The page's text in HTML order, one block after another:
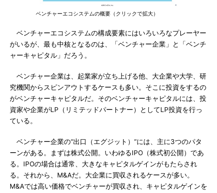
ベンチャーエコシステムの概要（クリックで拡大）
ベンチャーエコシステムの構成要素にはいろいろなプレーヤー
がいるが、最も中核となるのは、「ベンチャー企業」と「ベンチ
ャーキャピタル」だろう。
ベンチャー企業は、起業家が立ち上げる他、大企業や大学、研
究機関からスピンアウトするケースも多い。そこに投資をするの
がベンチャーキャピタルだ。そのベンチャーキャピタルには、投
資家や企業がLP（リミテッドパートナー）としてLP投資を行っ
ている。
ベンチャー企業の“出口（エグジット）”には、主に3つのパタ
ーンがある。まずは株式公開。いわゆるIPO（株式初公開）であ
る。IPOの場合は通常、大きなキャピタルゲインがもたらされ
る。それから、M&Aだ。大企業に買収されるケースが多い。
M&Aでは高い価格でベンチャーが買収され、キャピタルゲインを